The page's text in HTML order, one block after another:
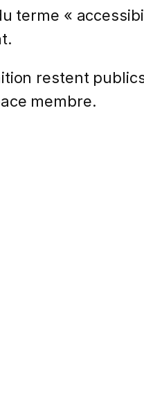
terme «
restent
membre.